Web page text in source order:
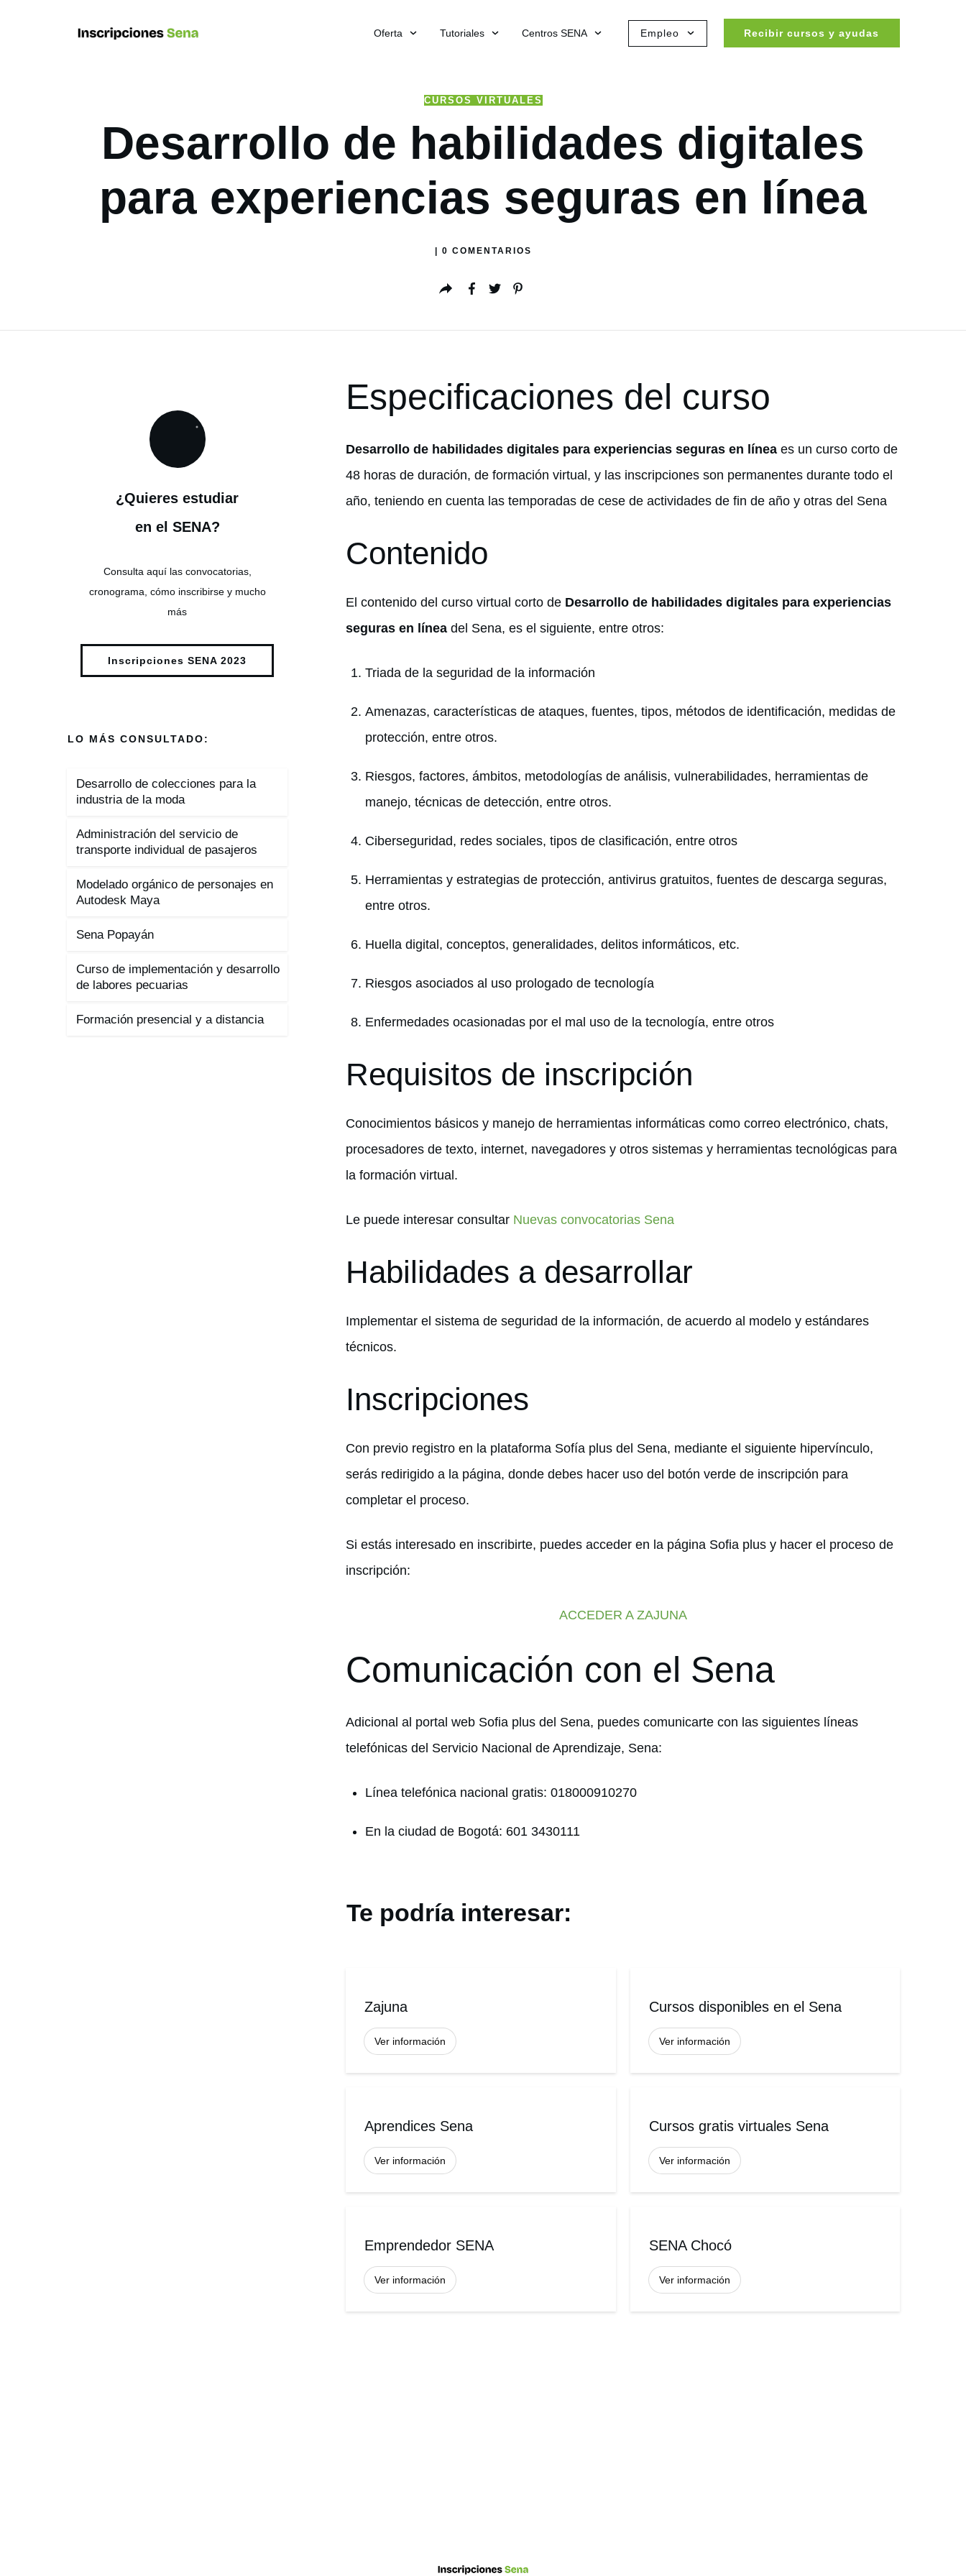
Oferta Tutoriales Centros SENA Empleo Recibir cursos y ayudas
CURSOS VIRTUALES
Desarrollo de habilidades digitales
para experiencias seguras en línea
0 COMENTARIOS
Especificaciones del curso
Desarrollo de habilidades digitales para experiencias seguras en línea es un curso corto de
48 horas de duración, de formación virtual, y las inscripciones son permanentes durante todo el
año, teniendo en cuenta las temporadas de cese de actividades de fin de año y otras del Sena
Contenido
El contenido del curso virtual corto de Desarrollo de habilidades digitales para experiencias
seguras en línea del Sena, es el siguiente, entre otros:
Triada de la seguridad de la información
Amenazas, características de ataques, fuentes, tipos, métodos de identificación, medidas de
protección, entre otros.
Riesgos, factores, ámbitos, metodologías de análisis, vulnerabilidades, herramientas de
manejo, técnicas de detección, entre otros.
Ciberseguridad, redes sociales, tipos de clasificación, entre otros
Herramientas y estrategias de protección, antivirus gratuitos, fuentes de descarga seguras,
entre otros.
Huella digital, conceptos, generalidades, delitos informáticos, etc.
Riesgos asociados al uso prologado de tecnología
Enfermedades ocasionadas por el mal uso de la tecnología, entre otros
Requisitos de inscripción
Conocimientos básicos y manejo de herramientas informáticas como correo electrónico, chats,
procesadores de texto, internet, navegadores y otros sistemas y herramientas tecnológicas para
la formación virtual.
Le puede interesar consultar Nuevas convocatorias Sena
Habilidades a desarrollar
Implementar el sistema de seguridad de la información, de acuerdo al modelo y estándares
técnicos.
Inscripciones
Con previo registro en la plataforma Sofía plus del Sena, mediante el siguiente hipervínculo,
serás redirigido a la página, donde debes hacer uso del botón verde de inscripción para
completar el proceso.
Si estás interesado en inscribirte, puedes acceder en la página Sofia plus y hacer el proceso de
inscripción:
ACCEDER A ZAJUNA
Comunicación con el Sena
Adicional al portal web Sofia plus del Sena, puedes comunicarte con las siguientes líneas
telefónicas del Servicio Nacional de Aprendizaje, Sena:
Línea telefónica nacional gratis: 018000910270
En la ciudad de Bogotá: 601 3430111
Te podría interesar:
Zajuna
Ver información
Cursos disponibles en el Sena
Ver información
Aprendices Sena
Ver información
Cursos gratis virtuales Sena
Ver información
Emprendedor SENA
Ver información
SENA Chocó
Ver información
¿Quieres estudiar
en el SENA?
Consulta aquí las convocatorias,
cronograma, cómo inscribirse y mucho
más
Inscripciones SENA 2023
LO MÁS CONSULTADO:
Desarrollo de colecciones para la
industria de la moda
Administración del servicio de
transporte individual de pasajeros
Modelado orgánico de personajes en
Autodesk Maya
Sena Popayán
Curso de implementación y desarrollo
de labores pecuarias
Formación presencial y a distancia